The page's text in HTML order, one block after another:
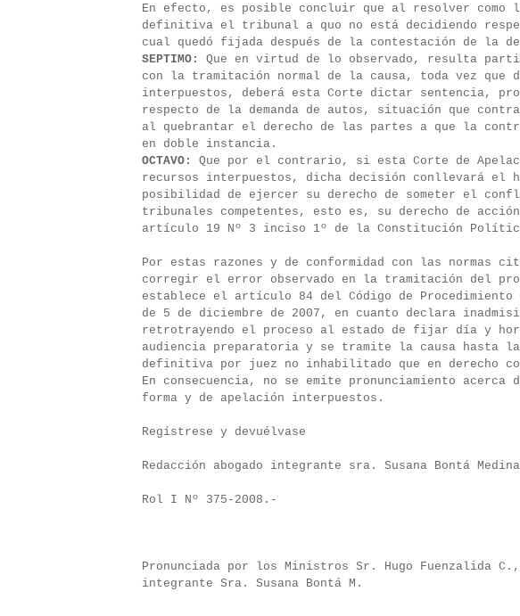
En efecto, es posible concluir que al resolver
definitiva el tribunal a quo no está decidiendo
cual quedó fijada después de la contestación de la
SEPTIMO:
Que en virtud de lo observado, resulta
con la tramitación normal de la causa, toda vez que
interpuestos, deberá esta Corte dictar sentencia,
respecto de la demanda de autos, situación que
al quebrantar el derecho de las partes a que la
en doble instancia.
OCTAVO:
Que por el contrario, si esta Corte de
recursos interpuestos, dicha decisión conllevará el
posibilidad de ejercer su derecho de someter el
tribunales competentes, esto es, su derecho de
artículo 19 Nº 3 inciso 1º de la Constitución
Por estas razones y de conformidad con las normas
corregir el error observado en la tramitación del
establece el artículo 84 del Código de
de 5 de diciembre de 2007, en cuanto declara
retrotrayendo el proceso al estado de fijar día y
audiencia preparatoria y se tramite la causa hasta
definitiva por juez no inhabilitado que en derecho
En consecuencia, no se emite pronunciamiento
forma y de apelación interpuestos.
Regístrese y devuélvase
Redacción abogado integrante sra. Susana Bontá Medina
Rol I Nº 375-2008.-
Pronunciada por los Ministros Sr. Hugo Fuenzalida
integrante Sra. Susana Bontá M.